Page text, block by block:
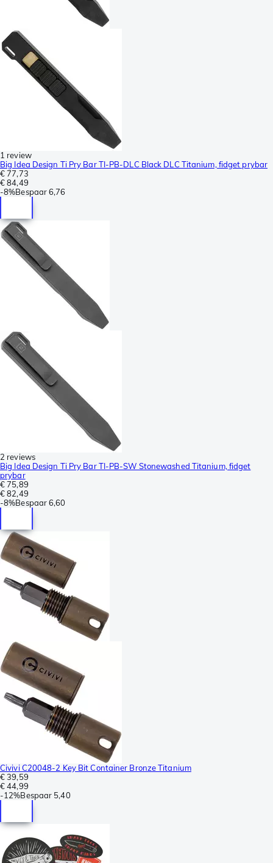
1 review
Big Idea Design Ti Pry Bar TI-PB-DLC Black DLC Titanium, fidget prybar
€ 77,73
€ 84,49
-8%Bespaar6,76
2 reviews
Big Idea Design Ti Pry Bar TI-PB-SW Stonewashed Titanium, fidget
prybar
€ 75,89
€ 82,49
-8%Bespaar6,60
Civivi C20048-2 Key Bit Container Bronze Titanium
€ 39,59
€ 44,99
-12%Bespaar 5,40